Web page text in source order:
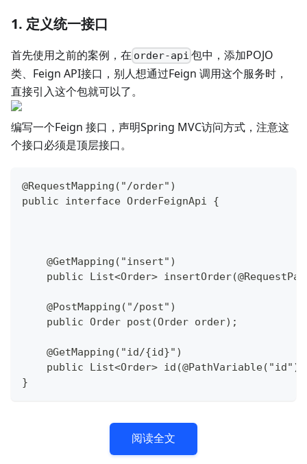
1. 定义统一接口
首先使用之前的案例，在 order-api 包中，添加POJO
类、Feign API接口，别人想通过Feign 调用这个服务时，
直接引入这个包就可以了。
编写一个Feign 接口，声明Spring MVC访问方式，注意这
个接口必须是顶层接口。
@RequestMapping("/order")
public interface OrderFeignApi {
    @GetMapping("insert")
public List<Order>
    @PostMapping("/post")
    public Order post(Order order);
    @GetMapping("id/{id}")
public List<Order> id(@PathVariable("id")
}
阅读全文